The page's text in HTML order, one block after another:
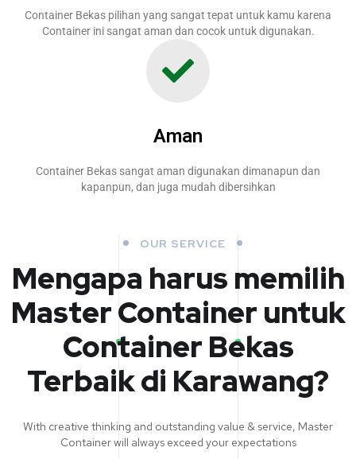
Container Bekas pilihan yang sangat tepat untuk kamu karena
Container ini sangat aman dan cocok untuk digunakan.
Aman
Container Bekas sangat aman digunakan dimanapun dan
kapanpun, dan juga mudah dibersihkan
OUR SERVICE
Mengapa harus memilih
Master Container untuk
Container Bekas
Terbaik di Karawang?
With creative thinking and outstanding value & service, Master
Container will always exceed your expectations